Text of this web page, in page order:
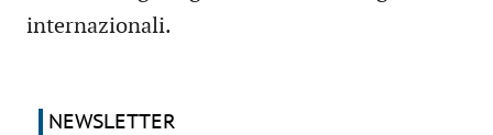
internazionali.
NEWSLETTER